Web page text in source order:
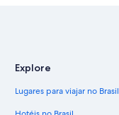
Explore
Lugares para viajar no Brasil